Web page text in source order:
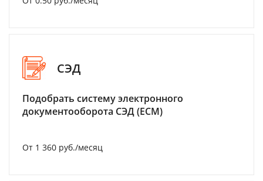
СЭД
Подобрать систему электронного
документооборота СЭД (ECM)
От 1 360 руб./месяц